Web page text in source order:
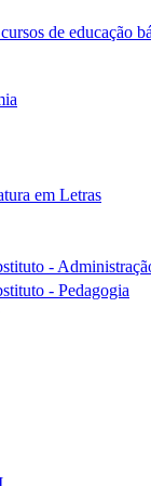
de educação
em Letras
-
- Pedagogia